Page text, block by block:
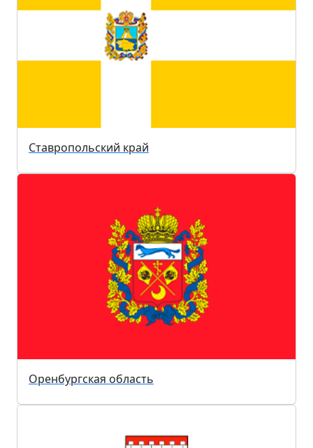
Ставропольский край
Оренбургская область